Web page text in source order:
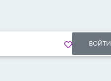
ВОЙТИ